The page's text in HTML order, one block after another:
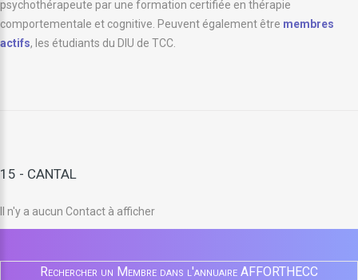
psychothérapeute par une formation certifiée en thérapie
comportementale et cognitive. Peuvent également être membres
actifs, les étudiants du DIU de TCC.
15 - CANTAL
Il n'y a aucun Contact à afficher
Rechercher un Membre dans l'annuaire AFFORTHECC